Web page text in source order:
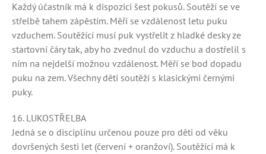
Každý účastník má k dispozici šest pokusů. Soutěží se ve
střelbě tahem zápěstím. Měří se vzdálenost letu puku
vzduchem. Soutěžící musí puk vystřelit z hladké desky ze
startovní čáry tak, aby ho zvednul do vzduchu a dostřelil s
ním na nejdelší možnou vzdálenost. Měří se bod dopadu
puku na zem. Všechny děti soutěží s klasickými černými
puky.
16. LUKOSTŘELBA
Jedná se o disciplínu určenou pouze pro děti od věku
dovršených šesti let (červení + oranžoví). Soutěžící má k